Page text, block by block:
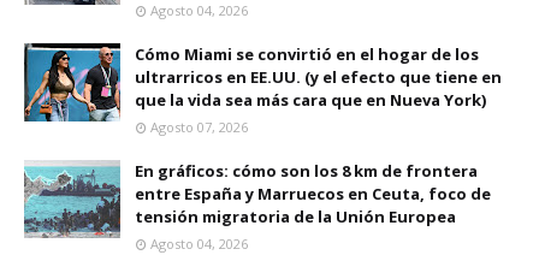
Agosto 04, 2026
Cómo Miami se convirtió en el hogar de los
ultrarricos en EE.UU. (y el efecto que tiene en
que la vida sea más cara que en Nueva York)
Agosto 07, 2026
En gráficos: cómo son los 8 km de frontera
entre España y Marruecos en Ceuta, foco de
tensión migratoria de la Unión Europea
Agosto 04, 2026